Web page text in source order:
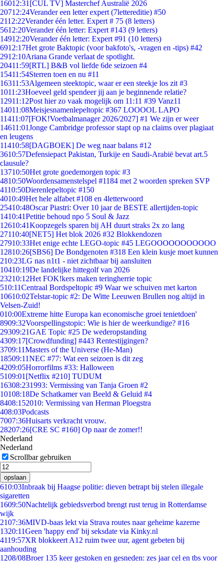
16012:31 [CUL TV] Masterchef Australië 2026
20712:24Verander een letter expert (7lettereditie) #50
2112:22Verander één letter. Expert # 75 (8 letters)
5612:20Verander één letter: Expert #143 (9 letters)
14912:20Verander één letter: Expert #91 (10 letters)
6912:17Het grote Baktopic (voor bakfoto's, -vragen en -tips) #42
2912:10Ariana Grande verlaat de spotlight.
20411:59[RTL] B&B vol liefde 6de seizoen #4
15411:54Sterren toen en nu #11
16311:53Algemeen steektopic, waar er een steekje los zit #3
1011:23Hoeveel geld spendeer jij aan je beginnende relatie?
12911:12Post hier zo vaak mogelijk om 11:11 #39 Vanz11
14011:08Meisjesnamenlepeltopic #367 LOOOOL LAPO
11411:07[FOK!Voetbalmanager 2026/2027] #1 We zijn er weer
14611:01Jonge Cambridge professor stapt op na claims over plagiaat
en leugens
11410:58[DAGBOEK] De weg naar balans #12
3610:57Defensiepact Pakistan, Turkije en Saudi-Arabië bevat art.5
clausule?
13710:50Het grote goedemorgen topic #3
4810:50Woordensamenstelspel #1184 met 2 woorden spreken SVP
4110:50Dierenlepeltopic #150
4010:49Het hele alfabet #108 en 4letterwoord
25410:48Oscar Piastri: Over 10 jaar de BESTE allertijden-topic
1410:41Petitie behoud npo 5 Soul & Jazz
12610:41Koopzegels sparen bij AH duurt straks 2x zo lang
27110:40[NET5] Het blok 2026 #32 Blokkendozen
27910:33Het enige echte LEGO-topic #45 LEGOOOOOOOOOOO
12810:26[SBS6] De Bondgenoten #318 Een klein kusje moet kunnen
210:23LG nas n1t1 - niet zichtbaar bij aansluiten
10410:19De landelijke hittegolf van 2026
23210:12Het FOK!kers maken teringherrie topic
510:11Centraal Bordspeltopic #9 Waar we schuiven met karton
10610:02Telstar-topic #2: De Witte Leeuwen Brullen nog altijd in
Velsen-Zuid!
010:00Extreme hitte Europa kan economische groei tenietdoen'
8909:32Voorspellingstopic: Wie is hier de weerkundige? #16
29309:21GAE Topic #25 De wederopstanding
4309:17[Crowdfunding] #443 Rentestijgingen?
3709:11Masters of the Universe (He-Man)
18509:11NEC #77: Wat een seizoen is dit zeg
4209:05Horrorfilms #33: Halloween
5109:01 [Netflix #210] TUDUM
16308:231993: Vermissing van Tanja Groen #2
10108:18De Schatkamer van Beeld & Geluid #4
8408:152010: Vermissing van Herman Ploegstra
408:03Podcasts
7007:36Huisarts verkracht vrouw.
28207:26[CRE SC #160] Op naar de zomer!!
Nederland
Nederland
Scrollbar gebruiken
opslaan
610:03Inbraak bij Haagse politie: dieven betrapt bij stelen illegale
sigaretten
1609:50Nachtelijk gebiedsverbod brengt rust terug in Rotterdamse
wijk
2107:36MIVD-baas lekt via Strava routes naar geheime kazerne
1320:11Geen 'happy end' bij seksdate via Kinky.nl
4119:57XR blokkeert A12 ruim twee uur, agent gebeten bij
aanhouding
1208/08Broer 135 keer gestoken en gesneden: zes jaar cel en tbs voor